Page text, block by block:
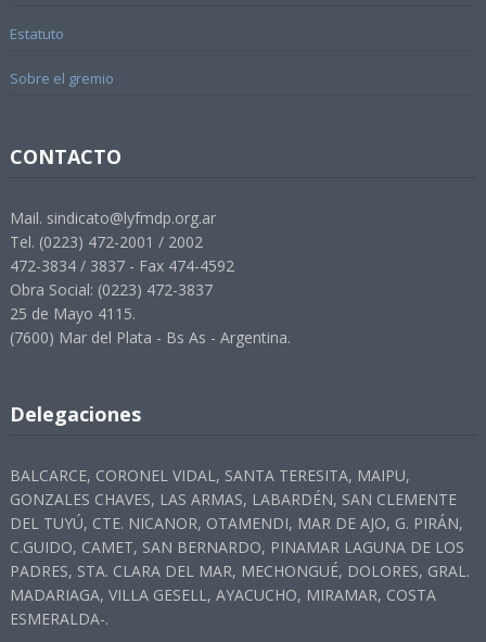
Estatuto
Sobre el gremio
CONTACTO
Mail. sindicato@lyfmdp.org.ar
Tel. (0223) 472-2001 / 2002
472-3834 / 3837 - Fax 474-4592
Obra Social: (0223) 472-3837
25 de Mayo 4115.
(7600) Mar del Plata - Bs As - Argentina.
Delegaciones
BALCARCE, CORONEL VIDAL, SANTA TERESITA, MAIPU,
GONZALES CHAVES, LAS ARMAS, LABARDÉN, SAN CLEMENTE
DEL TUYÚ, CTE. NICANOR, OTAMENDI, MAR DE AJO, G. PIRÁN,
C.GUIDO, CAMET, SAN BERNARDO, PINAMAR LAGUNA DE LOS
PADRES, STA. CLARA DEL MAR, MECHONGUÉ, DOLORES, GRAL.
MADARIAGA, VILLA GESELL, AYACUCHO, MIRAMAR, COSTA
ESMERALDA-.